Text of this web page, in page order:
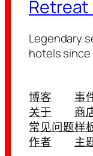
Retreat
Legendary
hotels since
博客
关于
常见问题
作者
事
商
样
主